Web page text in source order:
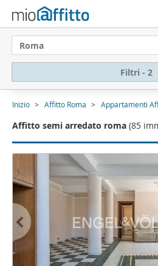
Roma
Filtri - 2
Inizio Affitto Roma Appartamenti
Affitto semi arredato roma (85